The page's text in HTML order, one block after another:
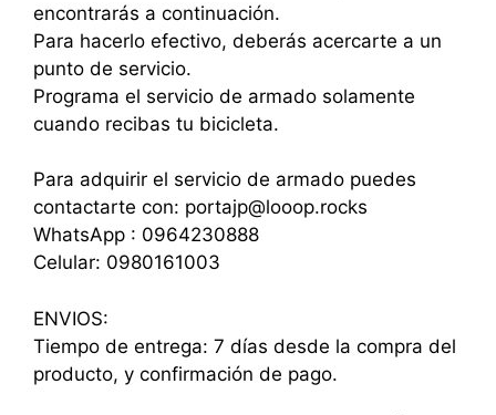
encontrarás a continuación.
Para hacerlo efectivo, deberás acercarte a un
punto de servicio.
Programa el servicio de armado solamente
cuando recibas tu bicicleta.
Para adquirir el servicio de armado puedes
contactarte con: portajp@looop.rocks
WhatsApp : 0964230888
Celular: 0980161003
ENVIOS:
Tiempo de entrega: 7 días desde la compra del
producto, y confirmación de pago.